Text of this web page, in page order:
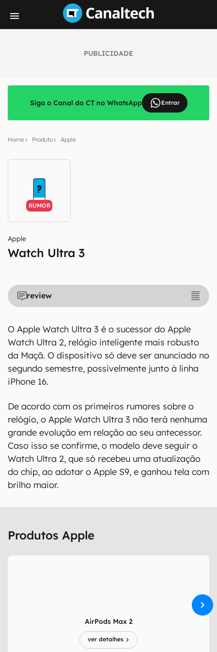
PUBLICIDADE
Siga o Canal do CT no WhatsApp Entrar
Home Produto Apple
RUMOR
Apple
Watch Ultra 3
review
O Apple Watch Ultra 3 é o sucessor do Apple
Watch Ultra 2, relógio inteligente mais robusto
da Maçã. O dispositivo só deve ser anunciado no
segundo semestre, possivelmente junto à linha
iPhone 16.
De acordo com os primeiros rumores sobre o
relógio, o Apple Watch Ultra 3 não terá nenhuma
grande evolução em relação ao seu antecessor.
Caso isso se confirme, o modelo deve seguir o
Watch Ultra 2, que só recebeu uma atualização
do chip, ao adotar o Apple S9, e ganhou tela com
brilho maior.
Produtos Apple
AirPods Max 2
ver detalhes